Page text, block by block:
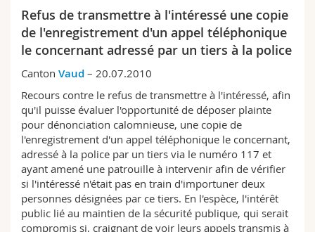
Formation continue
Lettres et sciences humaines
Sciences de l'éducation et de la formation
Sciences et médecine
Interfacultaire
Médias
Chercheurs
Collaborateurs
Doctorants
Plan d'accès
Bibliothèques
Webmail
Programme des cours
MyUnifr
Refus de transmettre à l'intéressé une copie
de l'enregistrement d'un appel téléphonique
le concernant adressé par un tiers à la police
Canton Vaud – 20.07.2010
Recours contre le refus de transmettre à l'intéressé, afin
qu'il puisse évaluer l'opportunité de déposer plainte
pour dénonciation calomnieuse, une copie de
l'enregistrement d'un appel téléphonique le concernant,
adressé à la police par un tiers via le numéro 117 et
ayant amené une patrouille à intervenir afin de vérifier
si l'intéressé n'était pas en train d'importuner deux
personnes désignées par ce tiers. En l'espèce, l'intérêt
public lié au maintien de la sécurité publique, qui serait
compromis si, craignant de voir leurs appels transmis à